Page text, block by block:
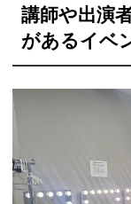
講師や出演
があるイベ